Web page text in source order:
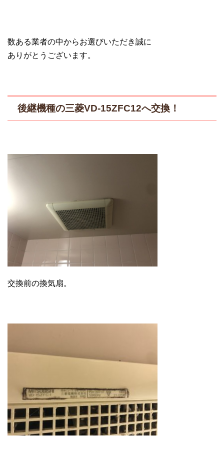
数ある業者の中からお選びいただき誠に
ありがとうございます。
後継機種の三菱VD-15ZFC12へ交換！
交換前の換気扇。